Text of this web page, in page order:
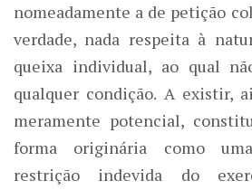
nomeadamente a de petição
verdade, nada respeita à
queixa individual, ao qual
qualquer condição. A existir,
meramente potencial,
forma originária como
restrição indevida do